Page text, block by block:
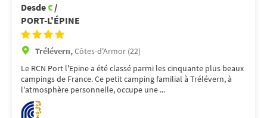
Desde€ /
PORT-L'ÉPINE
Trélévern,Côtes-d'Armor (22)
Le RCN Port l'Epine a été classé parmi les cinquante plus beaux
campings de France. Ce petit camping familial à Trélévern, à
l'atmosphère personnelle, occupe une ...